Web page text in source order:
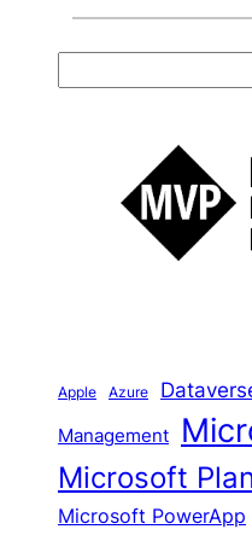
Apple Azure
Management
Microsoft
Microsoft PowerApp